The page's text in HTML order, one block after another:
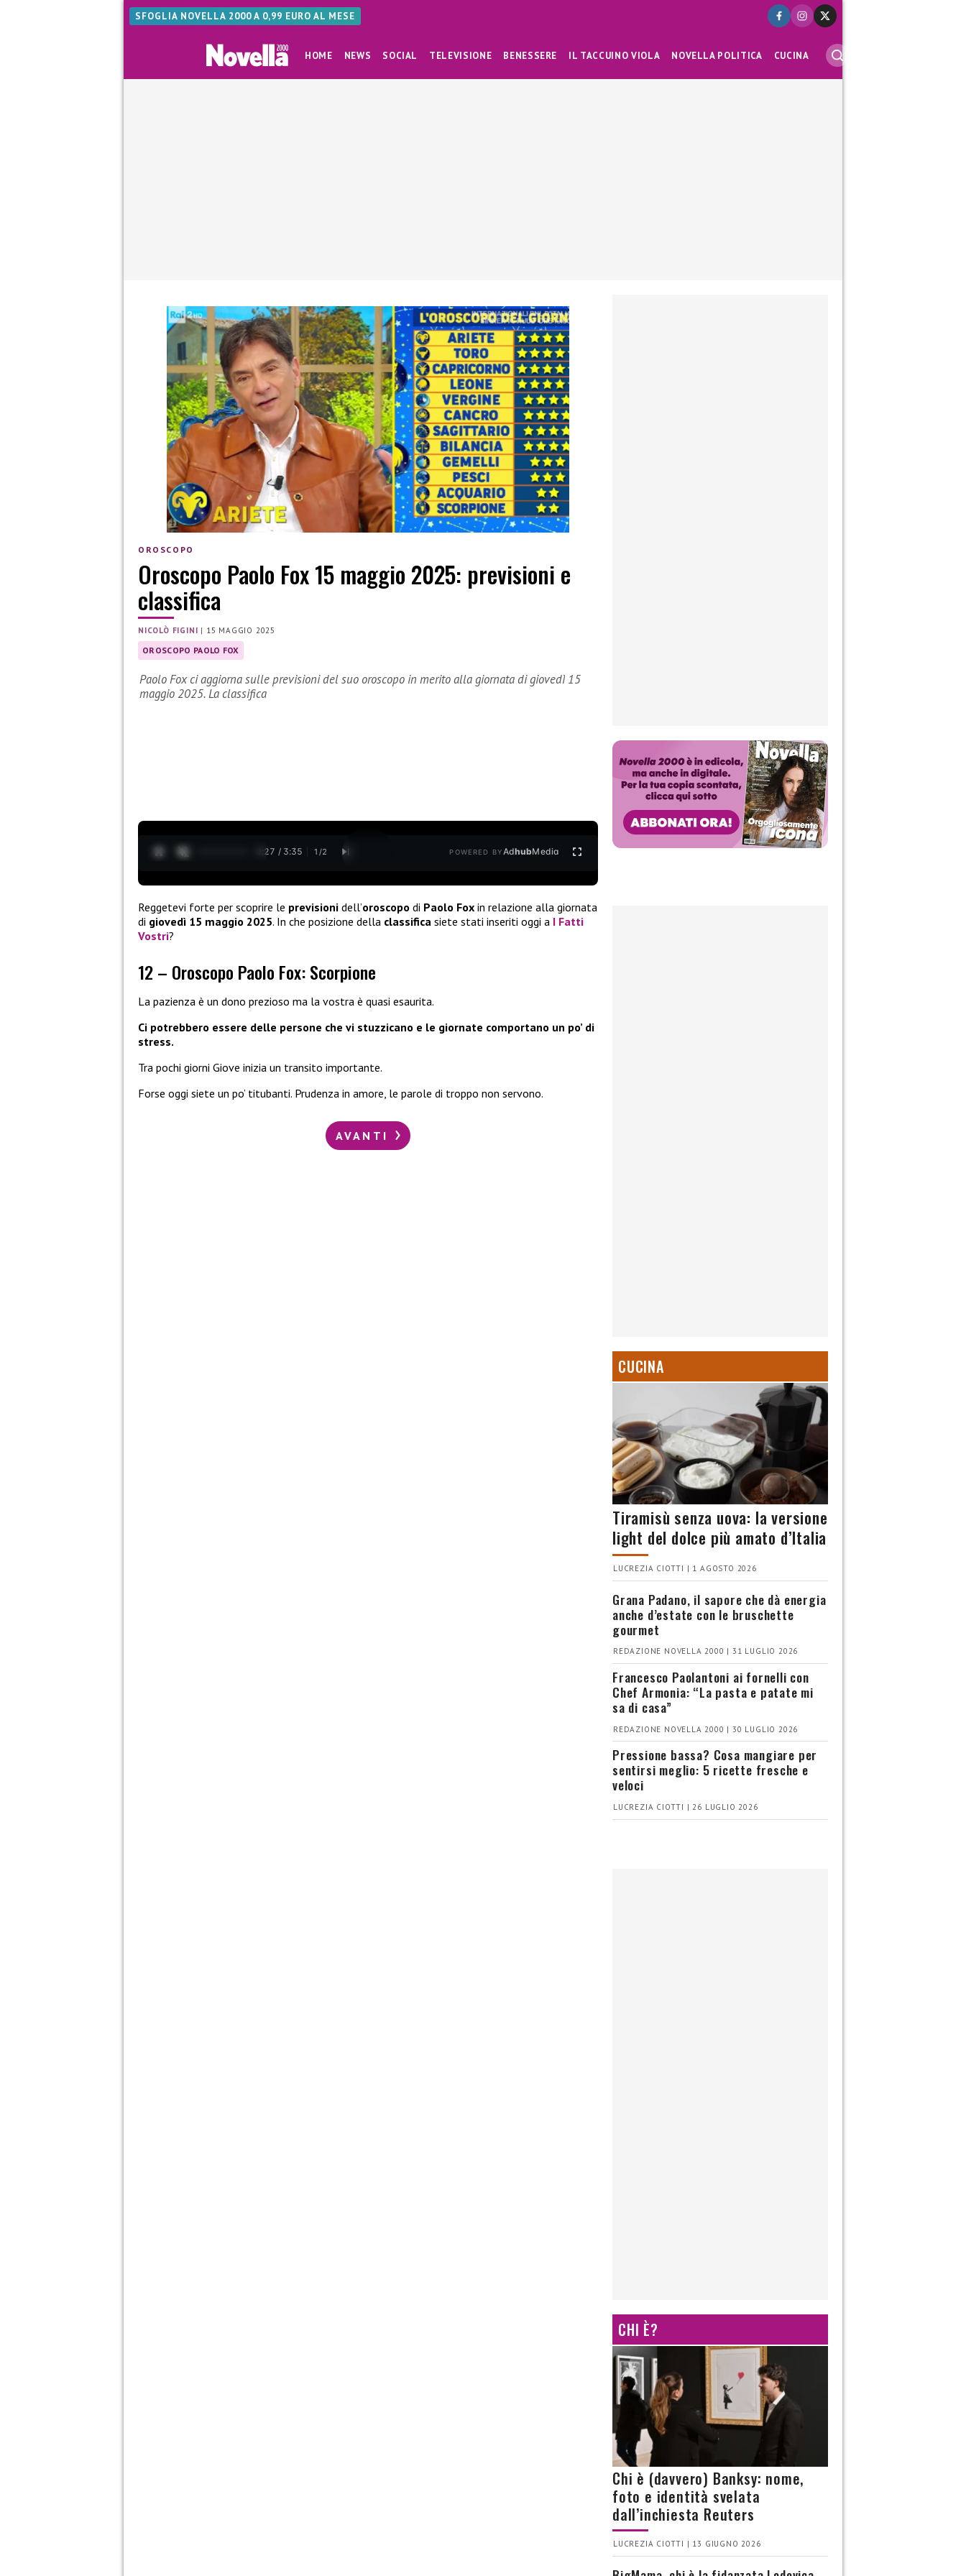
SFOGLIA NOVELLA 2000 A 0,99 EURO AL MESE
HOME NEWS SOCIAL TELEVISIONE BENESSERE IL TACCUINO VIOLA NOVELLA POLITICA CUCINA
OROSCOPO
Oroscopo Paolo Fox 15 maggio 2025: previsioni e
classifica
NICOLÒ FIGINI | 15 MAGGIO 2025
OROSCOPO PAOLO FOX
Paolo Fox ci aggiorna sulle previsioni del suo oroscopo in merito alla giornata di giovedì 15
maggio 2025. La classifica
0:28 / 3:35 1 /2 POWERED BYAdhubMedia
Reggetevi forte per scoprire le previsioni dell’oroscopo di Paolo Fox in relazione alla giornata
di giovedì 15 maggio 2025. In che posizione della classifica siete stati inseriti oggi a I Fatti
Vostri?
12 – Oroscopo Paolo Fox: Scorpione
La pazienza è un dono prezioso ma la vostra è quasi esaurita.
Ci potrebbero essere delle persone che vi stuzzicano e le giornate comportano un po’ di
stress.
Tra pochi giorni Giove inizia un transito importante.
Forse oggi siete un po’ titubanti. Prudenza in amore, le parole di troppo non servono.
AVANTI
CUCINA
Tiramisù senza uova: la versione
light del dolce più amato d’Italia
LUCREZIA CIOTTI | 1 AGOSTO 2026
Grana Padano, il sapore che dà energia
anche d’estate con le bruschette
gourmet
REDAZIONE NOVELLA 2000 | 31 LUGLIO 2026
Francesco Paolantoni ai fornelli con
Chef Armonia: “La pasta e patate mi
sa di casa”
REDAZIONE NOVELLA 2000 | 30 LUGLIO 2026
Pressione bassa? Cosa mangiare per
sentirsi meglio: 5 ricette fresche e
veloci
LUCREZIA CIOTTI | 26 LUGLIO 2026
CHI È?
Chi è (davvero) Banksy: nome,
foto e identità svelata
dall’inchiesta Reuters
LUCREZIA CIOTTI | 13 GIUGNO 2026